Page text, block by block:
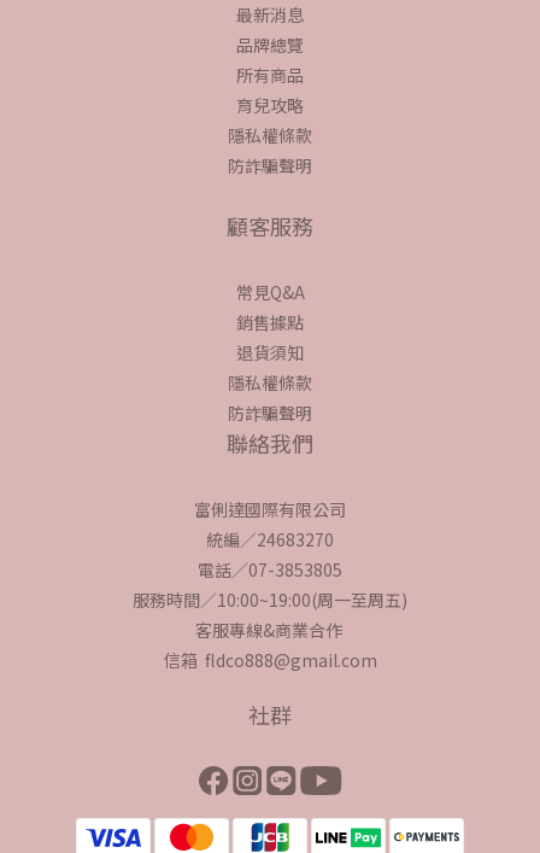
最新消息
品牌總覽
所有商品
育兒攻略
隱私權條款
防詐騙聲明
顧客服務
常見Q&A
銷售據點
退貨須知
隱私權條款
防詐騙聲明
聯絡我們
富俐達國際有限公司
統編／24683270
電話／07-3853805
服務時間／10:00~19:00(周一至周五)
客服專線&商業合作
信箱 fldco888@gmail.com
社群